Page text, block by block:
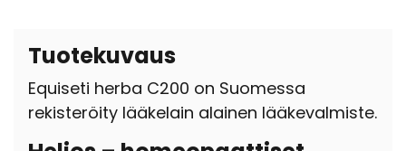
Tuotekuvaus
Equiseti herba C200 on Suomessa
rekisteröity lääkelain alainen lääkevalmiste.